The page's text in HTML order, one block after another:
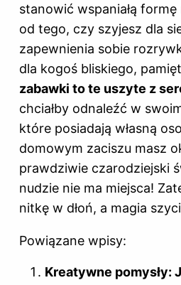
stanowić wspaniałą
od tego, czy szyjesz dla
zapewnienia sobie
dla kogoś bliskiego,
zabawki to te uszyte z
chciałby odnaleźć w
które posiadają własną
domowym zaciszu masz
prawdziwie czarodziejski
nudzie nie ma miejsca!
nitkę w dłoń, a magia
Powiązane wpisy:
Kreatywne pomysły: